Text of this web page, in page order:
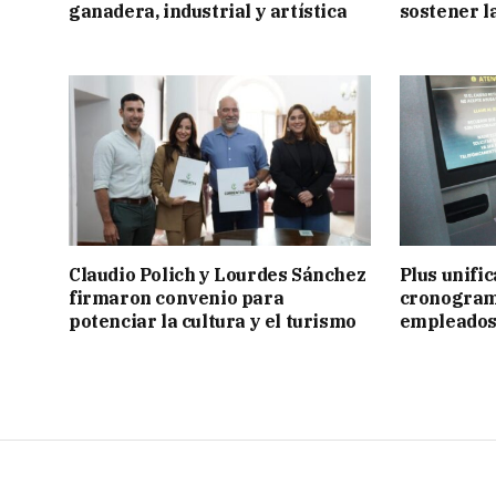
ganadera, industrial y artística sostener
Claudio Polich y Lourdes Sánchez
firmaron convenio para
potenciar la cultura y el turismo
Plus